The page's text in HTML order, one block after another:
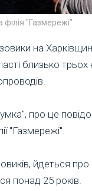
філія "Газмережі"
на
близько трьох
про це
"Газмережі".
йдеться про
понад 25 років.